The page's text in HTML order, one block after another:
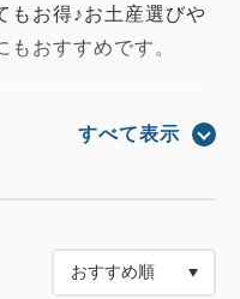
もお得♪お土産選びや
おすすめです。
円分」をプレゼン
リン／熱海さとり本店
アクセサリー
すべて表示